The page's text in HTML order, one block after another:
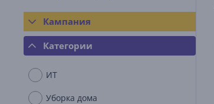
Кампания
Категории
ИТ
Уборка дома